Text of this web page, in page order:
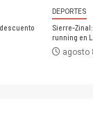
DEPORTES
Sierre-
running en
agosto